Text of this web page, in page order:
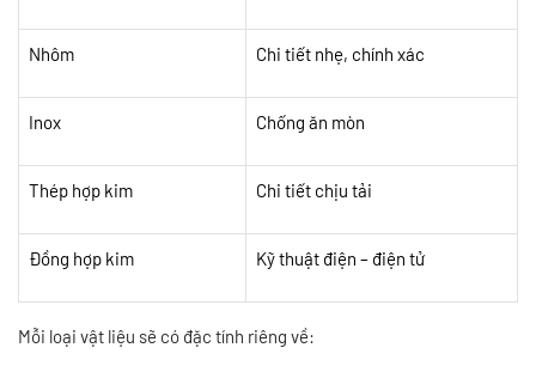
Nhôm Chi tiết nhẹ, chính xác
Inox Chống ăn mòn
Thép hợp kim Chi tiết chịu tải
Đồng hợp kim Kỹ thuật điện – điện tử
Mỗi loại vật liệu sẽ có đặc tính riêng về: